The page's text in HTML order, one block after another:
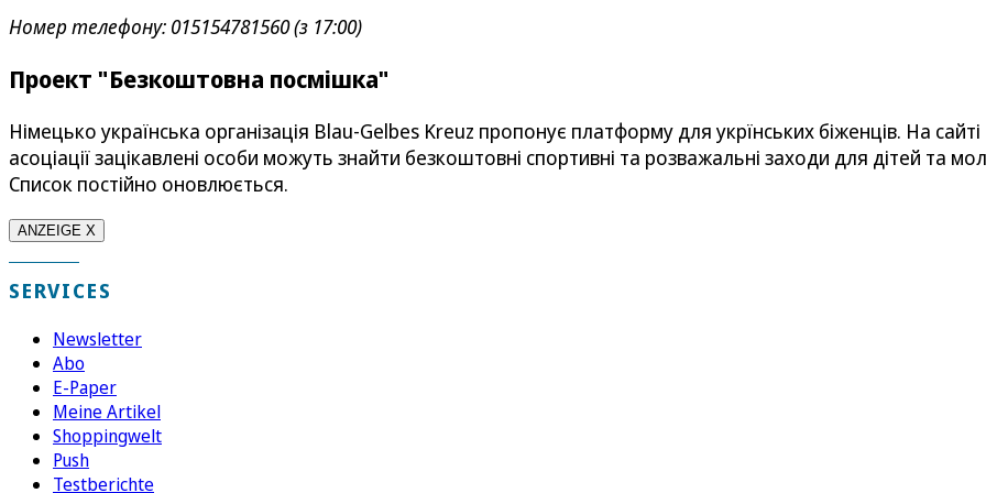
Номер телефону: 015154781560 (з 17:00)
Проект "Безкоштовна посмішка"
Німецько українська організація Blau-Gelbes Kreuz пропонує платформу для укрїнських біженців. На сайті
асоціації зацікавлені особи можуть знайти безкоштовні спортивні та розважальні заходи для дітей та
Список постійно оновлюється.
ANZEIGE X
SERVICES
Newsletter
Abo
E-Paper
Meine Artikel
Shoppingwelt
Push
Testberichte